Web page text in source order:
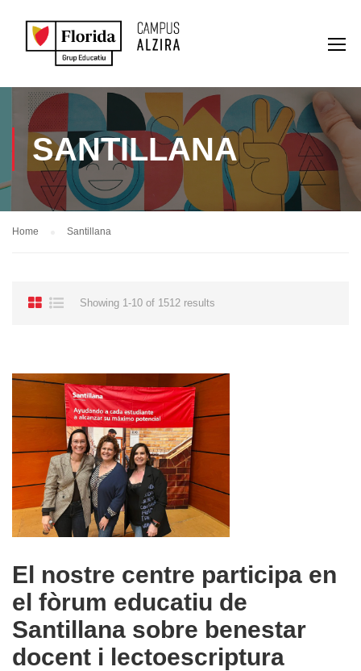
SANTILLANA
Home Santillana
Showing 1-10 of 1512 results
El nostre centre participa en
el fòrum educatiu de
Santillana sobre benestar
docent i lectoescriptura